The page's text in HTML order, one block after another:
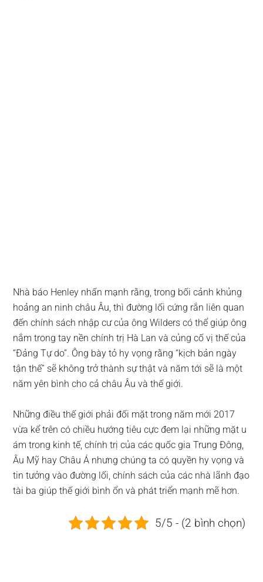
Nhà báo Henley nhấn mạnh rằng, trong bối cảnh khủng
hoảng an ninh châu Âu, thì đường lối cứng rắn liên quan
đến chính sách nhập cư của ông Wilders có thể giúp ông
nắm trong tay nền chính trị Hà Lan và củng cố vị thế của
“Đảng Tự do”. Ông bày tỏ hy vọng rằng “kịch bản ngày
tận thế” sẽ không trở thành sự thật và năm tới sẽ là một
năm yên bình cho cả châu Âu và thế giới.
Những điều thế giới phải đối mặt trong năm mới 2017
vừa kể trên có chiều hướng tiêu cực đem lại những mặt u
ám trong kinh tế, chính trị của các quốc gia Trung Đông,
Âu Mỹ hay Châu Á nhưng chúng ta có quyền hy vọng và
tin tưởng vào đường lối, chính sách của các nhà lãnh đạo
tài ba giúp thế giới bình ổn và phát triển mạnh mẽ hơn.
5/5 - (2 bình chọn)